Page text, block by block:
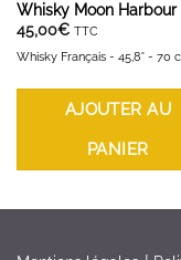
Whisky Moon Harbour
45,00€ TTC
Whisky Français - 45,8° - 70
AJOUTER AU
PANIER